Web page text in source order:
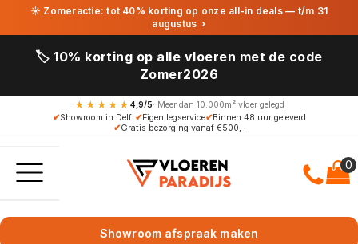
☀ Zomeractie: tot 40% korting op onze all-in deals — t/m 31
augustus ›
🏷️ 10% korting op alle vloeren met de code
Zomer2026
★★★★★ 4,9/5· Meer dan 10.000m² vloer gelegd
✔Showroom in Delft✔Eigen legservice✔Binnen 48 uur geleverd
✔Gratis bezorging vanaf €500,-
Showroom afspraak maken